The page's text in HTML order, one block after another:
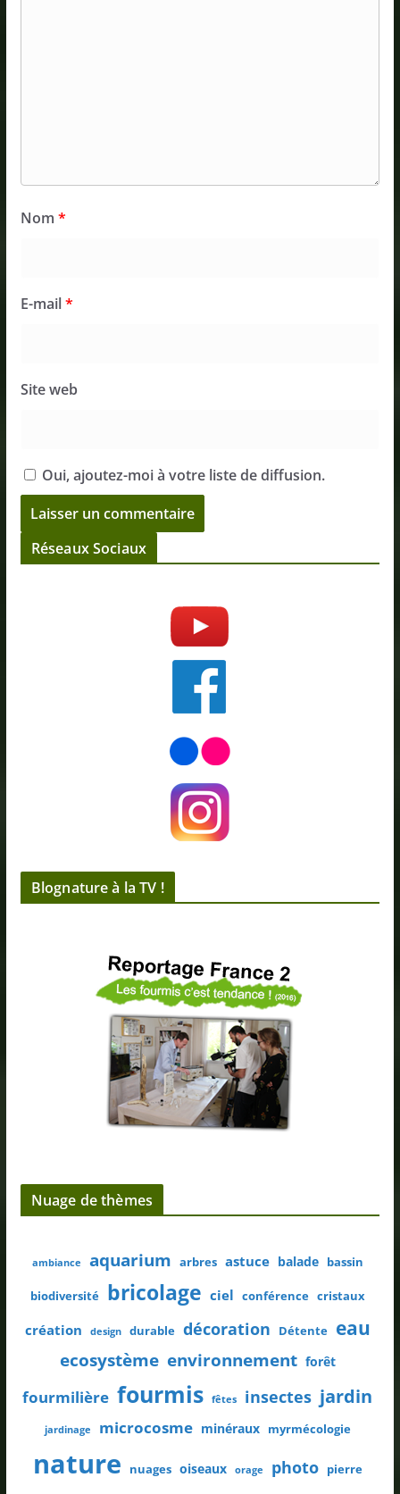
Nom *
E-mail*
Site web
Oui, ajoutez-moi à votre liste de diffusion.
Réseaux Sociaux
Blognature à la TV !
Nuage de thèmes
ambiance aquarium arbres astuce balade bassin
biodiversité bricolage ciel conférence cristaux
création design durable décoration Détente eau
ecosystème environnement forêt
fourmilière fourmis fêtes insectes jardin
jardinage microcosme minéraux myrmécologie
nature nuages oiseaux orage photo pierre